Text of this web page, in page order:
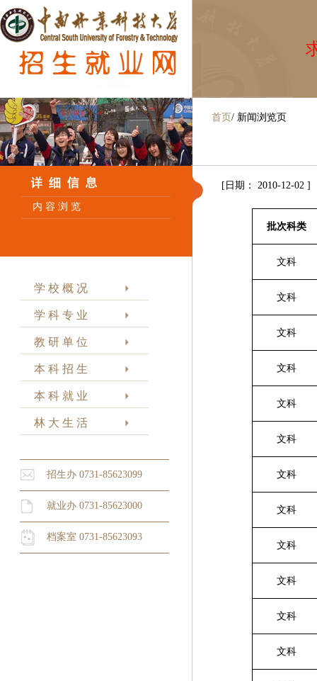
内 容 浏 览
学 校 概 况
学 科 专 业
教 研 单 位
本 科 招 生
本 科 就 业
林 大 生 活
招生办 0731-85623099
就业办 0731-85623000
档案室 0731-85623093
首页 / 新闻浏览页
[日期： 2010-12-02 ]
批次科类
文科
文科
文科
文科
文科
文科
文科
文科
文科
文科
文科
文科